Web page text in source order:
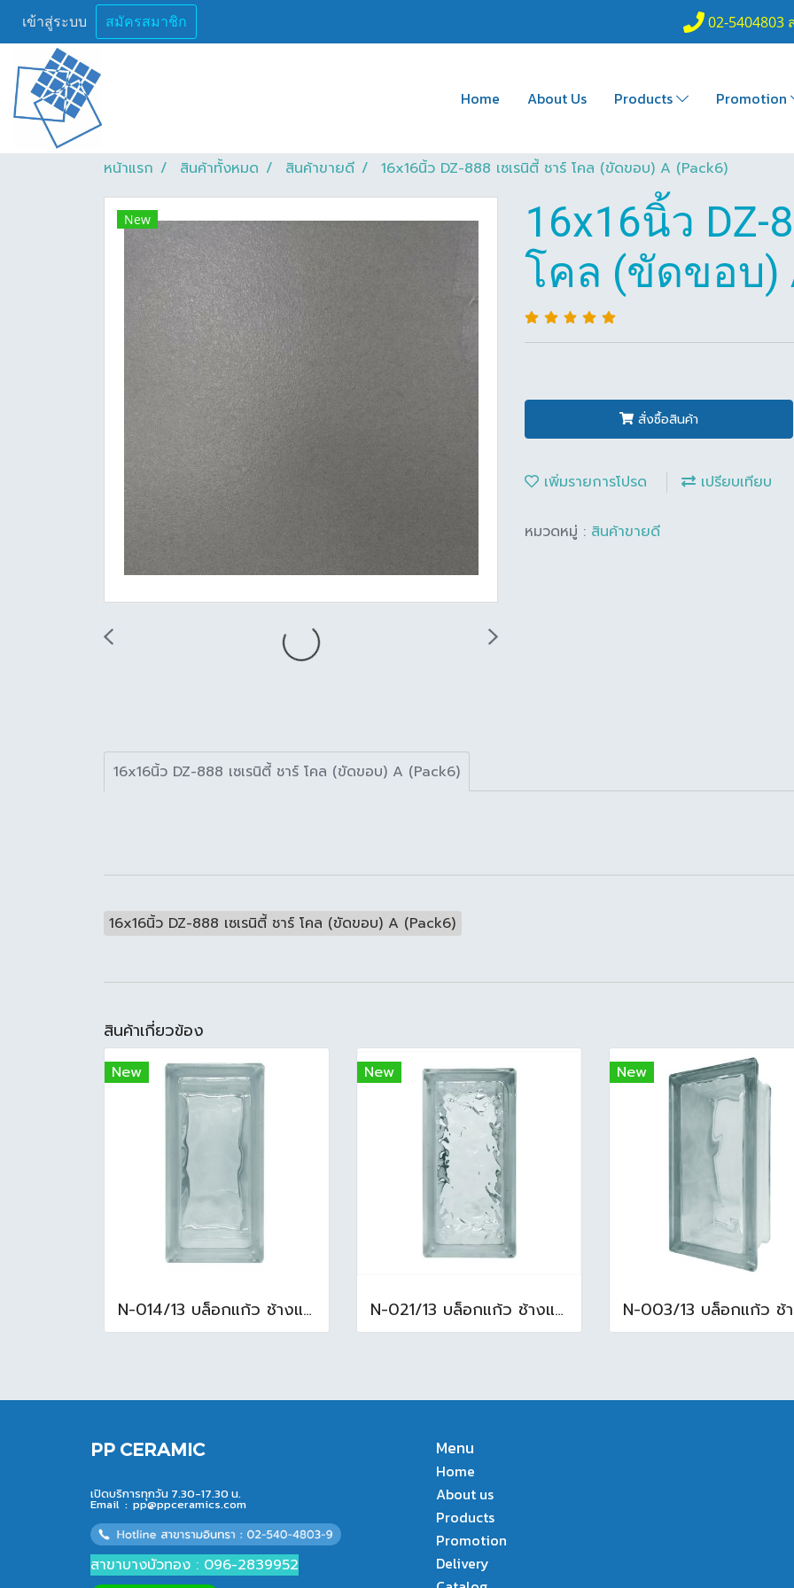
เข้าสู่ระบบ สมัครสมาชิก 02-5404803
Home About Us Products Promotion
หน้าแรก สินค้าทั้งหมด สินค้าขายดี 16x16นิ้ว DZ-888 เซเรนิตี้ ชาร์ โคล (ขัดขอบ) A (Pack6)
New
16x16นิ้ว DZ-
โคล (ขัดขอบ)
สั่งซื้อสินค้า
เพิ่มรายการโปรด เปรียบเทียบ
หมวดหมู่ : สินค้าขายดี
16x16นิ้ว DZ-888 เซเรนิตี้ ชาร์ โคล (ขัดขอบ) A (Pack6)
16x16นิ้ว DZ-888 เซเรนิตี้ ชาร์ โคล (ขัดขอบ) A (Pack6)
สินค้าเกี่ยวข้อง
New
N-014/13 บล็อกแก้ว ช้างแแก้ว WOW หยาดเพชร ( 24x11.5x8 cm.)
New
N-021/13 บล็อกแก้ว ช้างแก้ว WOW แก้วประดับฟ้า ( 24X11.5X8cm )
New
PP CERAMIC
เปิดบริการทุกวัน 7.30-17.30 น.
Email : pp@ppceramics.com
สาขาบางบัวทอง : 096-2839952
Menu
Home
About us
Products
Promotion
Delivery